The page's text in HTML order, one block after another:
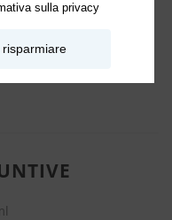
sulla privacy